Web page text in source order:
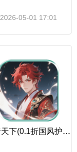
2026-05-01 17:01
剑倚天下(0.1折国风护肝挂机)